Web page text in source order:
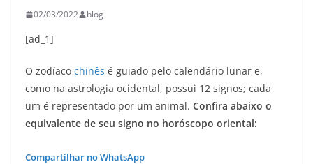
02/03/2022 blog
[ad_1]
O zodíaco chinês é guiado pelo calendário lunar e,
como na astrologia ocidental, possui 12 signos; cada
um é representado por um animal. Confira abaixo o
equivalente de seu signo no horóscopo oriental:
Compartilhar no WhatsApp